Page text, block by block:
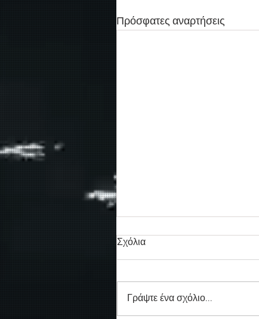
Πρόσφατες αναρτήσεις
Σχόλια
Γράψτε ένα σχόλιο...